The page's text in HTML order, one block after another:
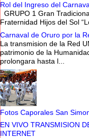
Rol del Ingreso del
GRUPO 1 Gran
Fraternidad Hijos
Carnaval de Oruro por la
La transmision de la Red
patrimonio de la
prolongara hasta l...
Fotos Caporales San
EN VIVO TRANSMISION
INTERNET